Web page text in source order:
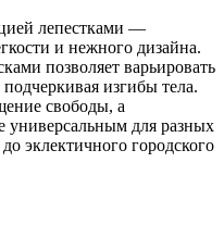
лепестками —
и нежного дизайна.
позволяет варьировать
изгибы тела.
свободы, а
универсальным для разных
эклектичного городского